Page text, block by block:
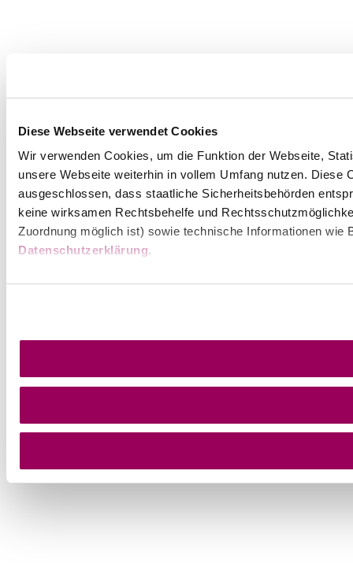
Diese Webseite verwendet Cookies
Wir verwenden Cookies, um die Funktion der Webseite,
unsere Webseite weiterhin in vollem Umfang nutzen.
ausgeschlossen, dass staatliche Sicherheitsbehörden
keine wirksamen Rechtsbehelfe und
Zuordnung möglich ist) sowie technische Informationen
Datenschutzerklärung.